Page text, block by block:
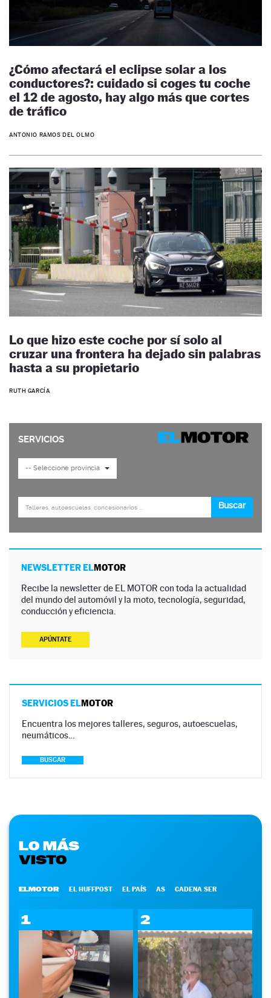
¿Cómo afectará el eclipse solar a los
conductores?: cuidado si coges tu coche
el 12 de agosto, hay algo más que cortes
de tráfico
ANTONIO RAMOS DEL OLMO
Lo que hizo este coche por sí solo al
cruzar una frontera ha dejado sin palabras
hasta a su propietario
RUTH GARCÍA
NEWSLETTER ELMOTOR
Recibe la newsletter de EL MOTOR con toda la actualidad
del mundo del automóvil y la moto, tecnología, seguridad,
conducción y eficiencia.
APÚNTATE
SERVICIOS ELMOTOR
Encuentra los mejores talleres, seguros, autoescuelas,
neumáticos…
BUSCAR
LO MÁS
VISTO
ELMOTOR EL HUFFPOST EL PAÍS AS CADENA SER
1 2